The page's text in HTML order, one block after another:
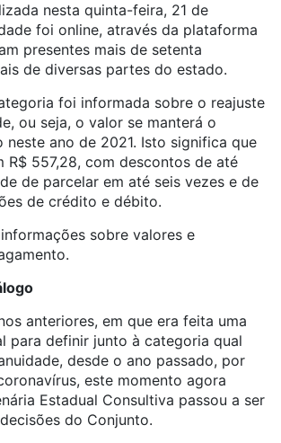
nesta quinta-feira, 21 de
foi online, através da plataforma
presentes mais de setenta
de diversas partes do estado.
foi informada sobre o reajuste
ou seja, o valor se manterá o
neste ano de 2021. Isto significa que
R$ 557,28, com descontos de até
de parcelar em até seis vezes e de
de crédito e débito.
sobre valores e
anteriores, em que era feita uma
para definir junto à categoria qual
desde o ano passado, por
este momento agora
Estadual Consultiva passou a ser
do Conjunto.